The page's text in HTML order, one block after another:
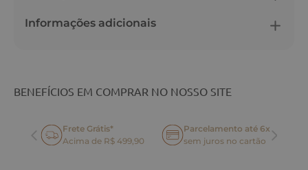
Informações adicionais
BENEFÍCIOS EM COMPRAR NO NOSSO SITE
Frete Grátis*
Acima de R$ 499,90
Parcelamento até 6x
sem juros no cartão